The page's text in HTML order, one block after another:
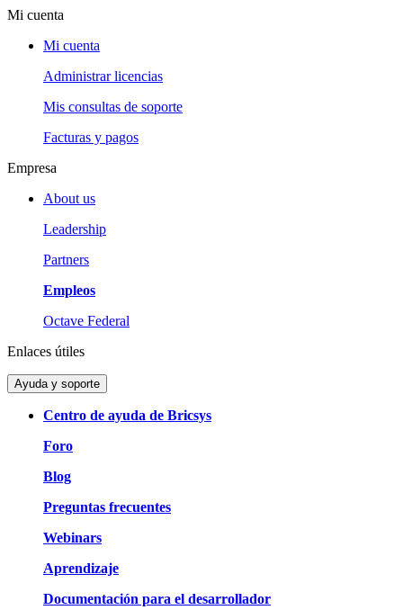
Mi cuenta
Mi cuenta
Administrar licencias
Mis consultas de soporte
Facturas y pagos
Empresa
About us
Leadership
Partners
Empleos
Octave Federal
Enlaces útiles
Ayuda y soporte
Centro de ayuda de Bricsys
Foro
Blog
Preguntas frecuentes
Webinars
Aprendizaje
Documentación para el desarrollador